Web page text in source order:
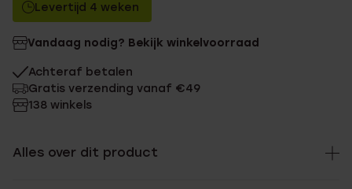
Levertijd 4 weken
Vandaag nodig? Bekijk winkelvoorraad
Achteraf betalen
Gratis verzending vanaf €49
138 winkels
Alles over dit product